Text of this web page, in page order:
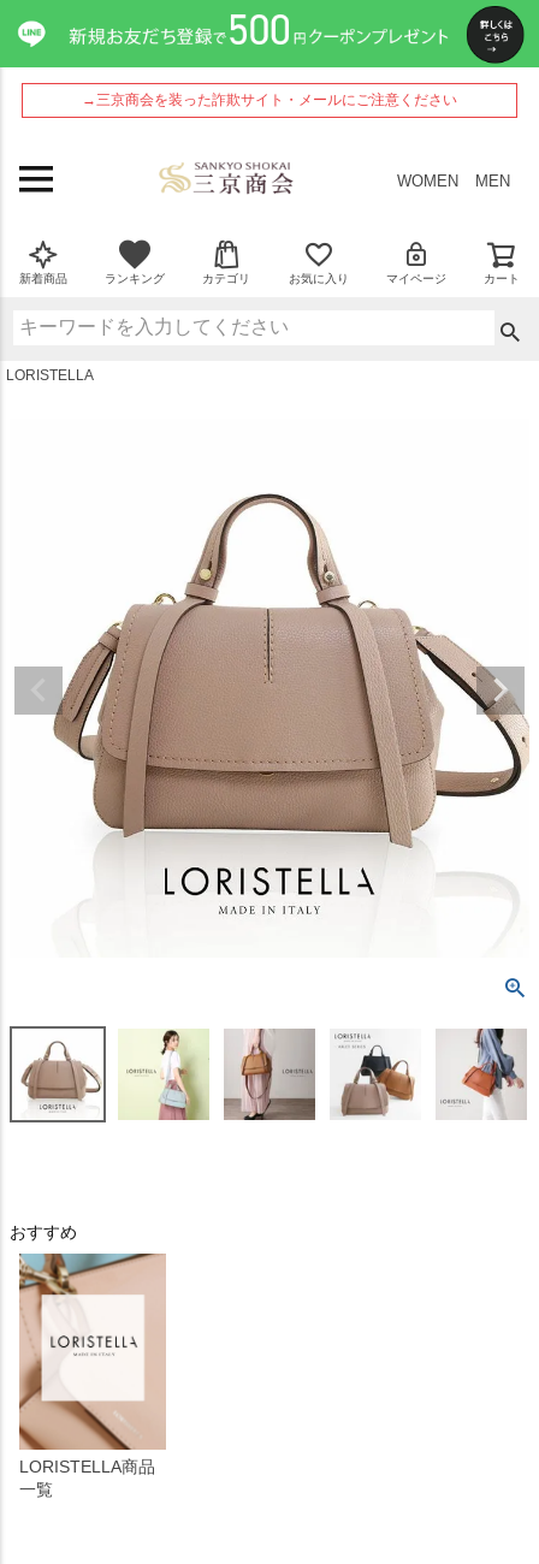
→三京商会を装った詐欺サイト・メールにご注意ください
WOMEN MEN
新着商品 ランキング カテゴリ お気に入り マイページ カート
LORISTELLA
おすすめ
LORISTELLA商品
一覧
ペー
ジト
ップ
へ